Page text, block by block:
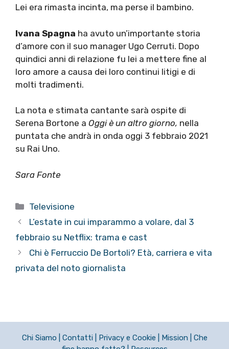
Lei era rimasta incinta, ma perse il bambino.
Ivana Spagna ha avuto un’importante storia
d’amore con il suo manager Ugo Cerruti. Dopo
quindici anni di relazione fu lei a mettere fine al
loro amore a causa dei loro continui litigi e di
molti tradimenti.
La nota e stimata cantante sarà ospite di
Serena Bortone a Oggi è un altro giorno, nella
puntata che andrà in onda oggi 3 febbraio 2021
su Rai Uno.
Sara Fonte
Categorie
Televisione
L’estate in cui imparammo a volare, dal 3
febbraio su Netflix: trama e cast
Chi è Ferruccio De Bortoli? Età, carriera e vita
privata del noto giornalista
Chi Siamo Contatti Privacy e Cookie Mission
Che